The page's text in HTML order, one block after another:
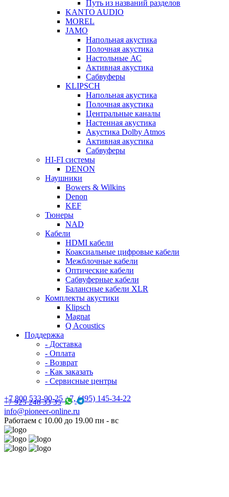
Путь из названий разделов
KANTO AUDIO
MOREL
JAMO
Напольная акустика
Полочная акустика
Настольные АС
Активная акустика
Сабвуферы
KLIPSCH
Напольная акустика
Полочная акустика
Центральные каналы
Настенная акустика
Акустика Dolby Atmos
Активная акустика
Сабвуферы
HI-FI системы
DENON
Наушники
Bowers & Wilkins
Denon
KEF
Тюнеры
NAD
Кабели
HDMI кабели
Коаксиальные цифровые кабели
Межблочные кабели
Оптические кабели
Сабвуферные кабели
Балансные кабели XLR
Комплекты акустики
Klipsch
Magnat
Q Acoustics
Поддержка
- Доставка
- Оплата
- Возврат
- Как заказать
- Сервисные центры
+7 800 533-90-25 +7, (495) 145-34-22
+7 925 248 33 35
info@pioneer-online.ru
Работаем с 10.00 до 19.00 пн - вс